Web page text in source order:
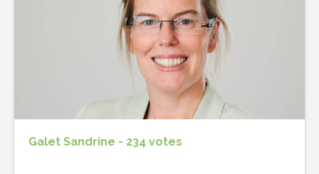
Galet Sandrine - 234 votes